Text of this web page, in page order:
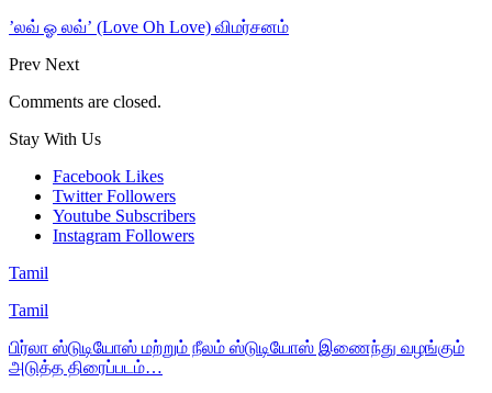
’லவ் ஓ லவ்’ (Love Oh Love) விமர்சனம்
Prev Next
Comments are closed.
Stay With Us
Facebook Likes
Twitter Followers
Youtube Subscribers
Instagram Followers
Tamil
Tamil
பிர்லா ஸ்டுடியோஸ் மற்றும் நீலம் ஸ்டுடியோஸ் இணைந்து வழங்கும்
அடுத்த திரைப்படம்…